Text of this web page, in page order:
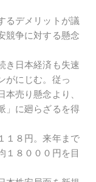
るデメリットが議
競争に対する懸念
き日本経済も失速
がにじむ。従っ
売り懸念より、
」に廻らざるを得
１８円。来年まで
１８０００円を目